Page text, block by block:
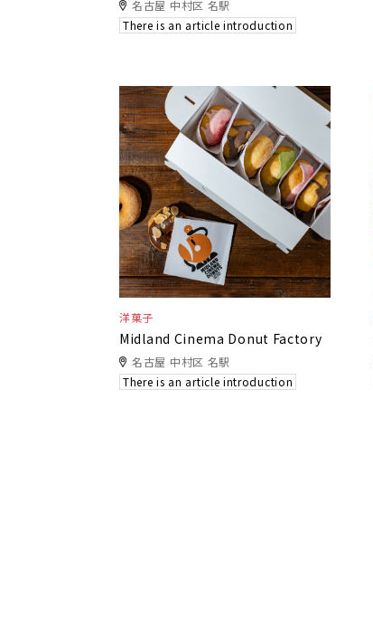
名古屋 中村区 名駅
There is an article introduction
洋菓子
Midland Cinema Donut Factory
名古屋 中村区 名駅
There is an article introduction